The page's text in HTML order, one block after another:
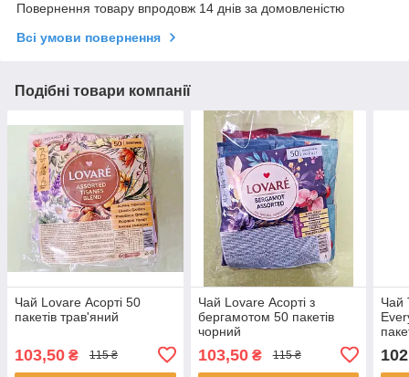
Повернення товару впродовж 14 днів за домовленістю
Всі умови повернення
Подібні товари компанії
Чай Lovare Асорті 50
пакетів трав'яний
103,50 ₴ 115 ₴
Чай Lovare Асорті з
бергамотом 50 пакетів
чорний
103,50₴ 115 ₴
Чай
102